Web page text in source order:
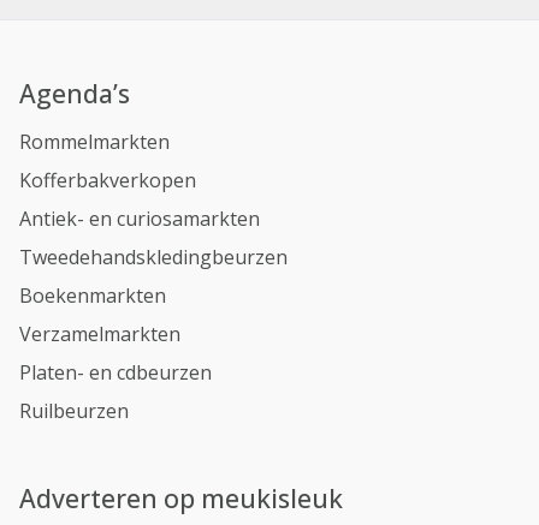
Agenda’s
Rommelmarkten
Kofferbakverkopen
Antiek- en curiosamarkten
Tweedehandskledingbeurzen
Boekenmarkten
Verzamelmarkten
Platen- en cdbeurzen
Ruilbeurzen
Adverteren op meukisleuk